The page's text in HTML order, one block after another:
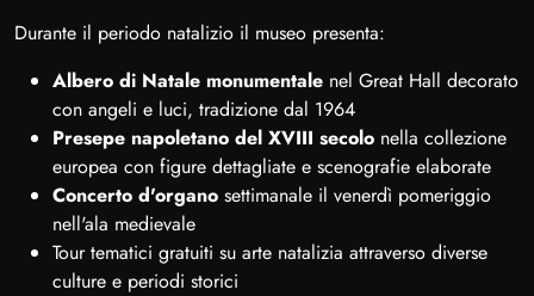
Durante il periodo natalizio il museo presenta:
Albero di Natale monumentale nel Great Hall decorato
con angeli e luci, tradizione dal 1964
Presepe napoletano del XVIII secolo nella collezione
europea con figure dettagliate e scenografie elaborate
Concerto d'organo settimanale il venerdì pomeriggio
nell'ala medievale
Tour tematici gratuiti su arte natalizia attraverso diverse
culture e periodi storici